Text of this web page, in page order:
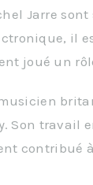
Jarre
il
joué un
Son
contribué